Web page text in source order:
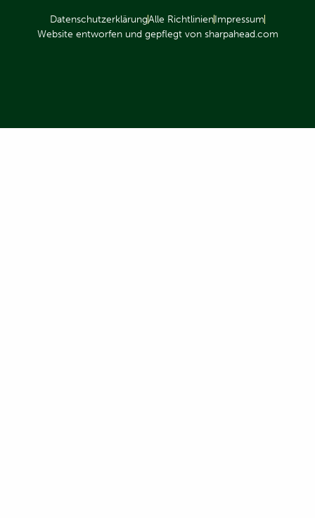
DatenschutzerklärungAlle RichtlinienImpressum
Website entworfen und gepflegt von sharpahead.com